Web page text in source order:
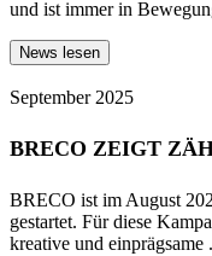
und ist immer in
News lesen
September 2025
BRECO ZEIGT
BRECO ist im August
gestartet. Für diese
kreative und einprägsame